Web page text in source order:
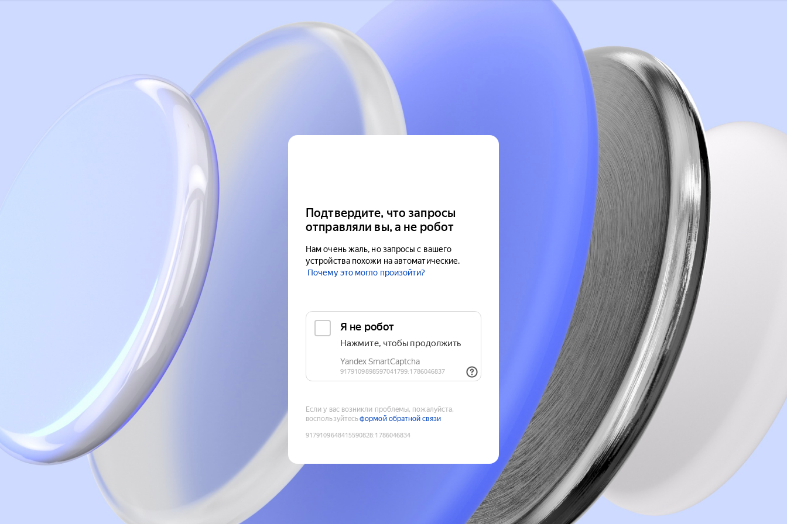
Подтвердите, что запросы
отправляли вы, а не робот
Нам очень жаль, но запросы с вашего
устройства похожи на автоматические.
Почему это могло произойти?
Если у вас возникли проблемы, пожалуйста,
воспользуйтесьформой обратной связи
9179109648415590828:1786046834